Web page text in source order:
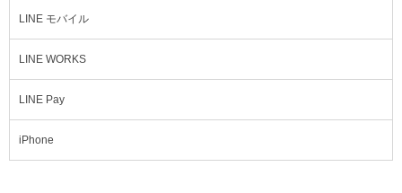
LINE モバイル
LINE WORKS
LINE Pay
iPhone